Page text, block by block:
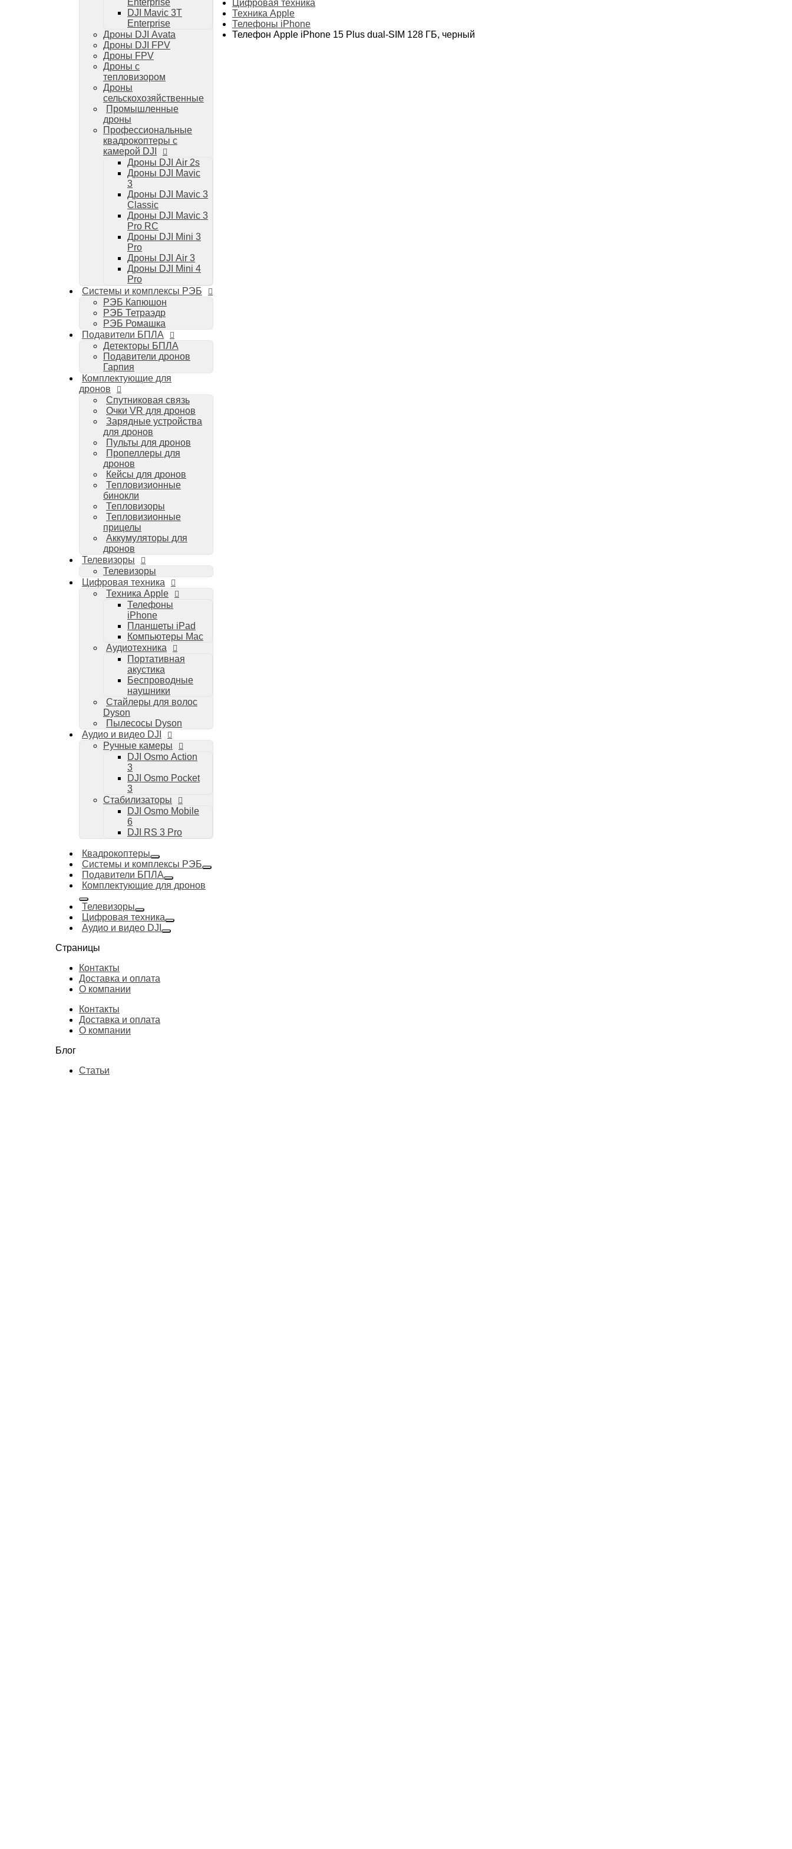
Системы и комплексы РЭБ
РЭБ Тетраэдр
РЭБ Ромашка
Подавители БПЛА
Детекторы БПЛА
Подавители дронов Гарпия
Комплектующие для дронов
Спутниковая связь
Очки VR для дронов
Зарядные устройства для дронов
Пульты для дронов
Пропеллеры для дронов
Кейсы для дронов
Тепловизионные бинокли
Тепловизионные прицелы
Аккумуляторы для дронов
Техника Apple
Телефоны iPhone
Планшеты iPad
Компьютеры Mac
Аудиотехника
Портативная акустика
Беспроводные наушники
Стайлеры для волос Dyson
Пылесосы Dyson
Аудио и видео DJI
Ручные камеры
DJI Osmo Action 3
DJI Osmo Pocket 3
Стабилизаторы
DJI Osmo Mobile 6
DJI RS 3 Pro
Enterprise
DJI Mavic 3T
Enterprise
Дроны DJI Avata
Дроны DJI FPV
Дроны FPV
Дроны с
тепловизором
Дроны
сельскохозяйственные
Промышленные
дроны
Профессиональные
квадрокоптеры с
камерой DJI
Дроны DJI Air 2s
Дроны DJI Mavic
3
Дроны DJI Mavic 3
Classic
Дроны DJI Mavic 3
Pro RC
Дроны DJI Mini 3
Pro
Дроны DJI Air 3
Дроны DJI Mini 4
Pro
Системы и комплексы РЭБ
РЭБ Капюшон
РЭБ Тетраэдр
РЭБ Ромашка
Подавители БПЛА
Детекторы БПЛА
Подавители дронов
Гарпия
Комплектующие для
дронов
Спутниковая связь
Очки VR для дронов
Зарядные устройства
для дронов
Пульты для дронов
Пропеллеры для
дронов
Кейсы для дронов
Тепловизионные
бинокли
Тепловизоры
Тепловизионные
прицелы
Аккумуляторы для
дронов
Телевизоры
Телевизоры
Цифровая техника
Техника Apple
Телефоны
iPhone
Планшеты iPad
Компьютеры Mac
Аудиотехника
Портативная
акустика
Беспроводные
наушники
Стайлеры для волос
Dyson
Пылесосы Dyson
Аудио и видео DJI
Ручные камеры
DJI Osmo Action
3
DJI Osmo Pocket
3
Стабилизаторы
DJI Osmo Mobile
6
DJI RS 3 Pro
Квадрокоптеры
Системы и комплексы РЭБ
Подавители БПЛА
Комплектующие для дронов
Телевизоры
Цифровая техника
Аудио и видео DJI
Страницы
Контакты
Доставка и оплата
О компании
Контакты
Доставка и оплата
О компании
Блог
Статьи
Цифровая техника
Техника Apple
Телефоны iPhone
Телефон Apple iPhone 15 Plus dual-SIM 128 ГБ, черный